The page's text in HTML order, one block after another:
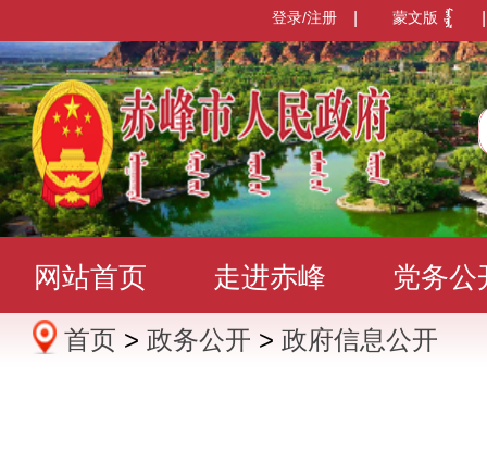
蒙文版
登录/注册
网站首页 走进赤峰 党务公
办事服务 政民互动 数据发
首页 > 政务公开 > 政府信息公开